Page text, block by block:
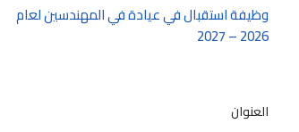
وظيفة استقبال في عيادة في المهندسين لعام
2026 – 2027
العنوان